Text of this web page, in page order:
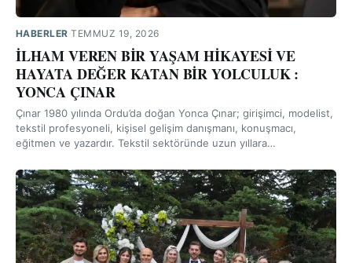
HABERLER·TEMMUZ 19, 2026
İLHAM VEREN BİR YAŞAM HİKAYESİ VE
HAYATA DEĞER KATAN BİR YOLCULUK :
YONCA ÇINAR
Çınar 1980 yılında Ordu’da doğan Yonca Çınar; girişimci, modelist,
tekstil profesyoneli, kişisel gelişim danışmanı, konuşmacı,
eğitmen ve yazardır. Tekstil sektöründe uzun yıllara…